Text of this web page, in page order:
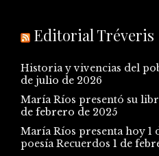
Editorial Tréveris
Historia y vivencias del
de julio de 2026
María Ríos presentó su
de febrero de 2025
María Ríos presenta hoy 1
poesía Recuerdos 1 de